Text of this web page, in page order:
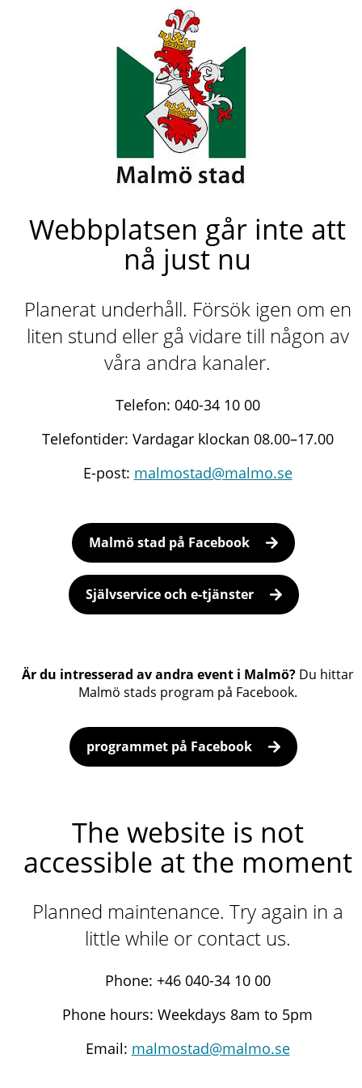
Webbplatsen går inte att
nå just nu
Planerat underhåll. Försök igen om en
liten stund eller gå vidare till någon av
våra andra kanaler.
Telefon: 040-34 10 00
Telefontider: Vardagar klockan 08.00–17.00
E-post: malmostad@malmo.se
Malmö stad på Facebook
Självservice och e-tjänster
Är du intresserad av andra event i Malmö?Du hittar
Malmö stads program på Facebook.
programmet på Facebook
The website is not
accessible at the moment
Planned maintenance. Try again in a
little while or contact us.
Phone: +46 040-34 10 00
Phone hours: Weekdays 8am to 5pm
Email: malmostad@malmo.se